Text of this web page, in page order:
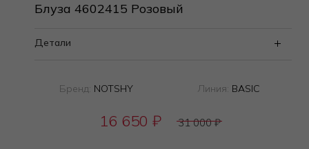
Блуза 4602415 Розовый
Детали
Бренд: NOTSHY Линия: BASIC
16 650 ₽ 31 000₽